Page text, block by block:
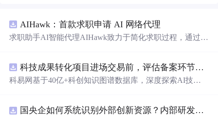
AIHawk：首款求职申请 AI 网络代理
求职助手AI智能代理AIHawk致力于简化求职过程，通过自
科技成果转化项目进场交易前，评估备案环节需要准备哪些材料？.docx
科易网基于40亿+科创知识图谱数据库，深度探索AI技术
新领域的AI+数智化解决方案，推动科技创新与产业创新国央企如何系统识别外部创新资源？内部研发体系完善，但对外部高校、中小科技企业技术能力缺乏动态认知。.docx